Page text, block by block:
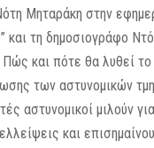
Μηταράκη στην
και τη δημοσιογράφο
και πότε θα λυθεί το
των αστυνομικών
αστυνομικοί μιλούν για
και